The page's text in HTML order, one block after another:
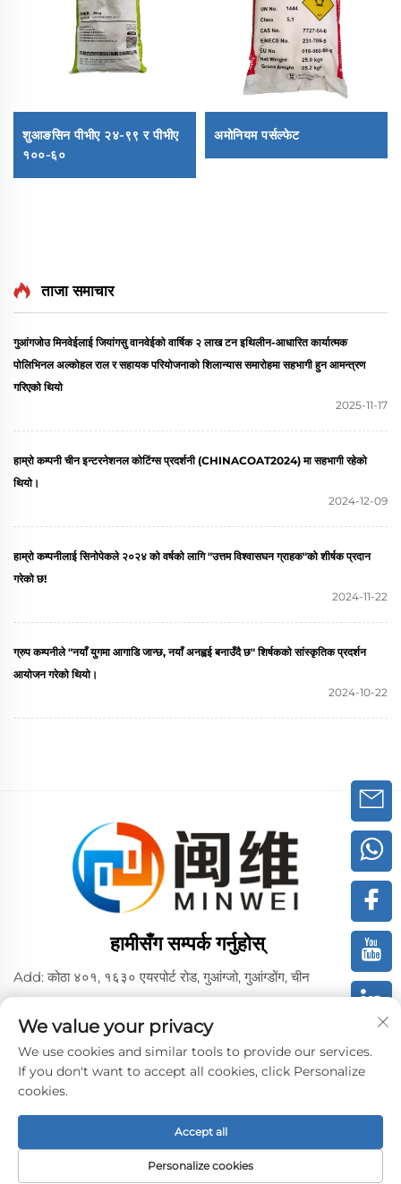
शुआङसिन पीभीए २४-९९ र पीभीए
१००-६०
अमोनियम पर्सल्फेट
ताजा समाचार
गुआंगजोउ मिनवेईलाई जियांगसु वानवेईको वार्षिक २ लाख टन इथिलीन-आधारित कार्यात्मक
पोलिभिनल अल्कोहल राल र सहायक परियोजनाको शिलान्यास समारोहमा सहभागी हुन आमन्त्रण
गरिएको थियो
2025-11-17
हाम्रो कम्पनी चीन इन्टरनेशनल कोटिंग्स प्रदर्शनी (CHINACOAT2024) मा सहभागी रहेको
थियो।
2024-12-09
हाम्रो कम्पनीलाई सिनोपेकले २०२४ को वर्षको लागि "उत्तम विश्वासघन ग्राहक"को शीर्षक प्रदान
गरेको छ!
2024-11-22
ग्रुप कम्पनीले "नयाँ युगमा आगाडि जान्छ, नयाँ अनह्वई बनाउँदै छ" शिर्षकको सांस्कृतिक प्रदर्शन
आयोजन गरेको थियो।
2024-10-22
हामीसँग सम्पर्क गर्नुहोस्
Add: कोठा ४०१, १६३० एयरपोर्ट रोड, गुआंग्जो, गुआंग्डोंग, चीन
फोन/वीच्याट/व्हाट्सएप:
+86 15180199394 +86 18475997413
इमेल:[email protected]
कॉपीराइट © 2024 ग्वांगझोऊ मिनवेई पीवीए सेल्स कम्पनी, लिमिटेड द्वारा। -
गोपनीयता नीति
We value your privacy
We use cookies and similar tools to provide our services.
If you don't want to accept all cookies, click Personalize
cookies.
Personalize cookies
Accept all